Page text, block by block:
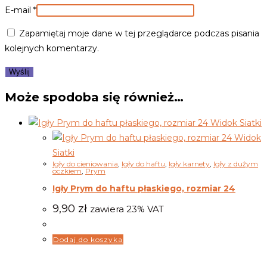
E-mail *
Zapamiętaj moje dane w tej przeglądarce podczas pisania
kolejnych komentarzy.
Może spodoba się również…
Widok Siatki
Widok
Siatki
Igły do cieniowania Igły do haftu Igły karnety Igły z dużym
oczkiem,Prym
Igły Prym do haftu płaskiego, rozmiar 24
9,90 zł zawiera 23% VAT
Dodaj do koszyka